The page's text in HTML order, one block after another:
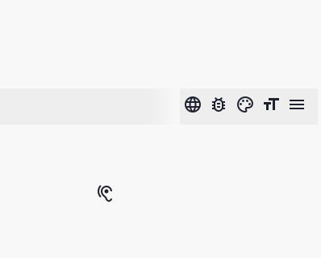
language bug_report color_lens format_size menu
hearing